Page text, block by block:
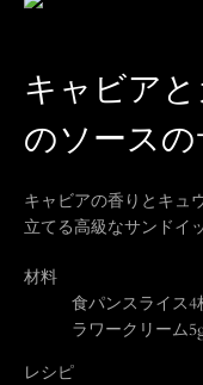
キャビア
のソース
キャビアの香りとキュ
立てる高級なサンドイ
材料
食パンスライス4
ラワークリーム
レシピ